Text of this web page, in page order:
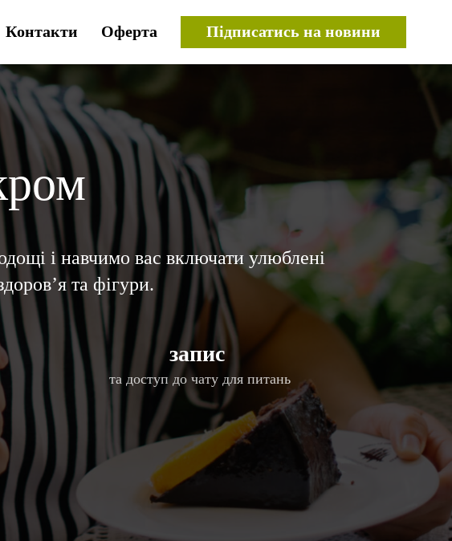
Контакти Оферта Підписатись на новини
і навчимо вас включати улюблені
та фігури.
запис
та доступ до чату для питань